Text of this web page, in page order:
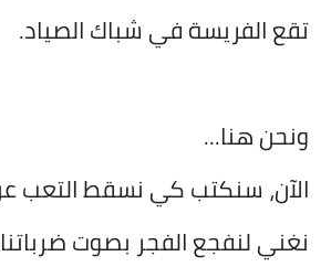
تقع الفريسة في شباك الصياد.
ونحن هنا...
الآن، سنكتب كي نسقط التعب
نغني لنفجع الفجر بصوت